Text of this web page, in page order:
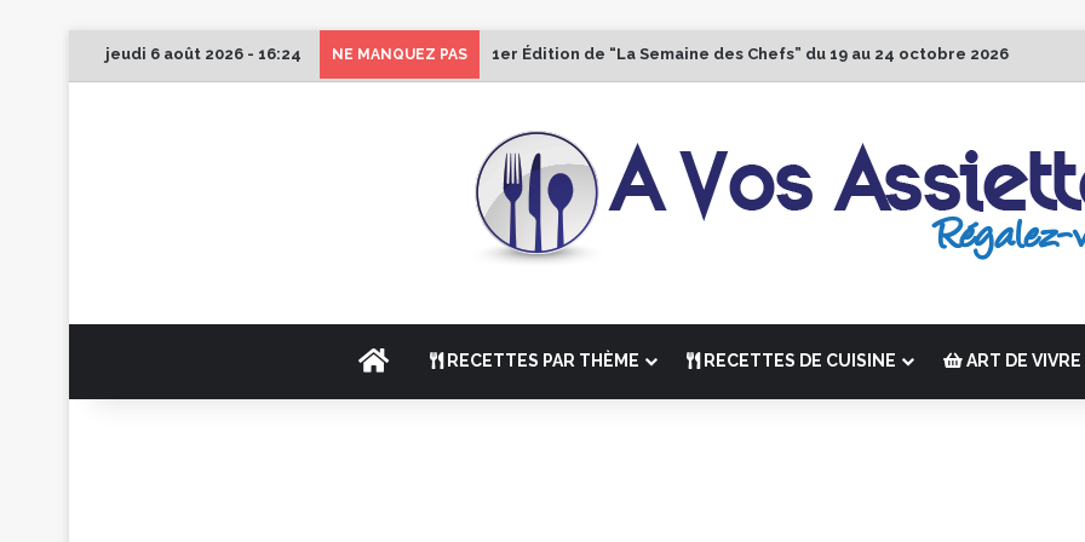
jeudi 6 août 2026 - 16:24 NE MANQUEZ PAS 1er Édition de “La Semaine des Chefs” du 19 au 24 octobre 2026
ACCUEILRECETTES PAR THÈME RECETTES DE CUISINE ART DE VIVRE